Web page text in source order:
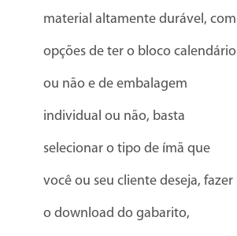
material altamente durável, com
opções de ter o bloco calendário
ou não e de embalagem
individual ou não, basta
selecionar o tipo de ímã que
você ou seu cliente deseja, fazer
o download do gabarito,